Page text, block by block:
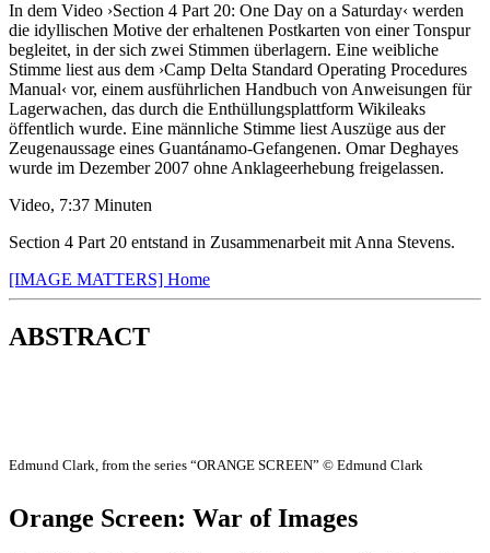
In dem Video ›Section 4 Part 20: One Day on a Saturday‹ werden
die idyllischen Motive der erhaltenen Postkarten von einer Tonspur
begleitet, in der sich zwei Stimmen überlagern. Eine weibliche
Stimme liest aus dem ›Camp Delta Standard Operating Procedures
Manual‹ vor, einem ausführlichen Handbuch von Anweisungen für
Lagerwachen, das durch die Enthüllungsplattform Wikileaks
öffentlich wurde. Eine männliche Stimme liest Auszüge aus der
Zeugenaussage eines Guantánamo-Gefangenen. Omar Deghayes
wurde im Dezember 2007 ohne Anklageerhebung freigelassen.
Video, 7:37 Minuten
Section 4 Part 20 entstand in Zusammenarbeit mit Anna Stevens.
[IMAGE MATTERS] Home
ABSTRACT
Edmund Clark, from the series “ORANGE SCREEN” © Edmund Clark
Orange Screen: War of Images